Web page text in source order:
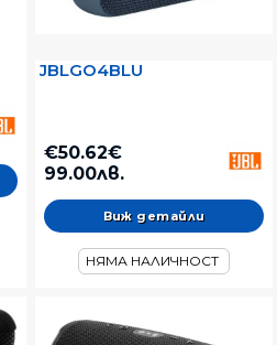
JBLGO4BLU
€50.62€
99.00лв.
Виж детайли
НЯМА НАЛИЧНОСТ